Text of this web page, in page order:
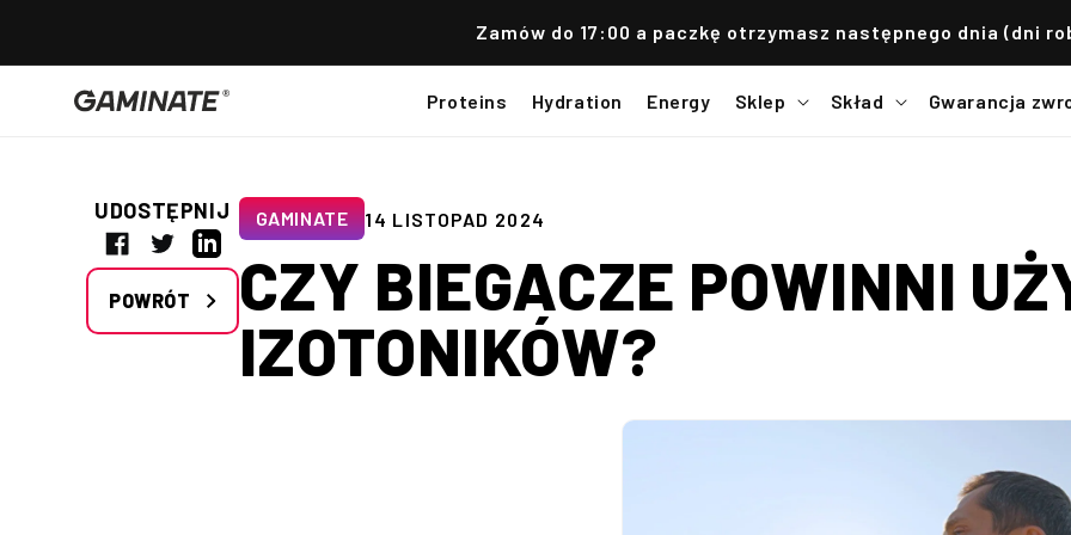
Zamów do 17:00 a paczkę otrzymasz następnego dnia (dni
Proteins Hydration Energy Sklep Skład Gwarancja
UDOSTĘPNIJ
FacebookTwitterLinkedin
POWRÓT
GAMINATE 14 LISTOPAD 2024
CZY BIEGACZE POWINNI
IZOTONIKÓW?